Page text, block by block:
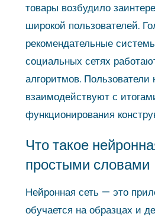
товары возбудило
широкой пользователей.
рекомендательные
социальных сетях
алгоритмов. Пользователи
взаимодействуют с
функционирования
Что такое
простыми словами
Нейронная сеть — это
обучается на образцах и